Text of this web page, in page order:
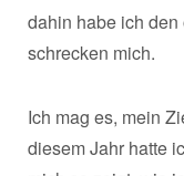
dahin habe ich den
schrecken mich.
Ich mag es, mein
diesem Jahr hatte